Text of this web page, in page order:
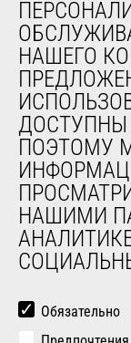
О НАС
Компания
Контакты
Новости
История
General
ДРУГИЕ
НАШЕГО
ДОСТУПНЫ
ПОЭТОМУ
НАШИМИ
Обязательно